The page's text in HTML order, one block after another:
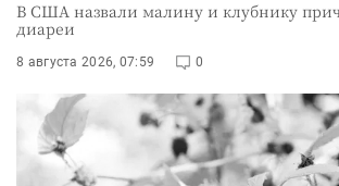
В США назвали малину и клубнику
диареи
8 августа 2026, 07:59 0